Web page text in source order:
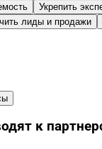
Укрепить
лиды и продажи
к